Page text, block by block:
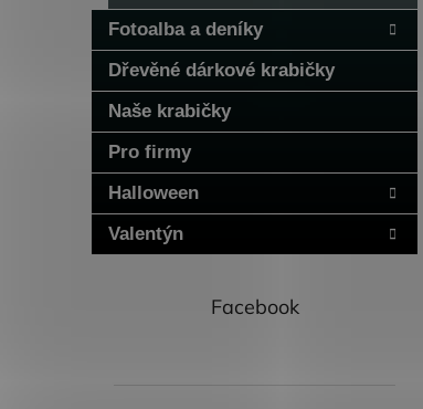
Fotoalba a deníky
Dřevěné dárkové krabičky
Naše krabičky
Pro firmy
Halloween
Valentýn
Facebook